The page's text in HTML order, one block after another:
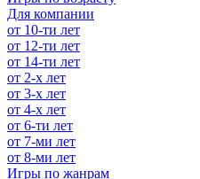
Для компании
от 10-ти лет
от 12-ти лет
от 14-ти лет
от 2-х лет
от 3-х лет
от 4-х лет
от 6-ти лет
от 7-ми лет
от 8-ми лет
Игры по жанрам